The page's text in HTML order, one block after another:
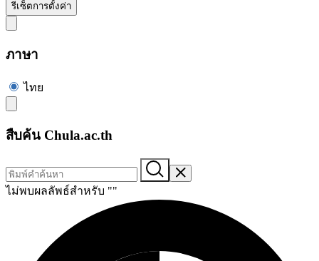
รีเซ็ตการตั้งค่า
ภาษา
ไทย
สืบค้น Chula.ac.th
ไม่พบผลลัพธ์สำหรับ ""